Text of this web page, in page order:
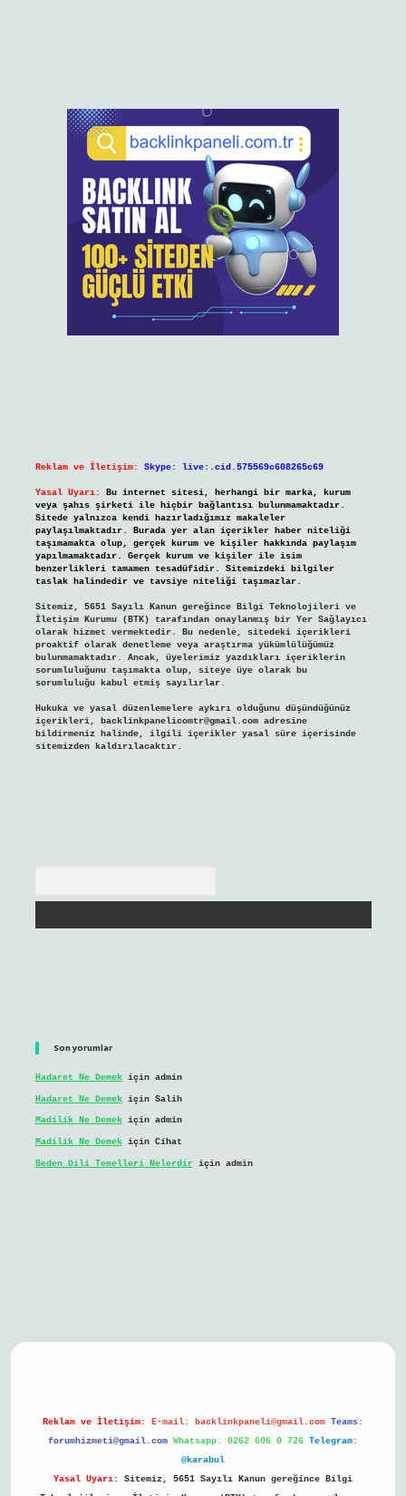
Reklam ve İletişim: Skype: live:.cid.575569c608265c69
Yasal Uyarı:
Bu internet sitesi, herhangi bir marka, kurum
veya şahıs şirketi ile hiçbir bağlantısı bulunmamaktadır.
Sitede yalnızca kendi hazırladığımız makaleler
paylaşılmaktadır. Burada yer alan içerikler haber niteliği
taşımamakta olup, gerçek kurum ve kişiler hakkında paylaşım
yapılmamaktadır. Gerçek kurum ve kişiler ile isim
benzerlikleri tamamen tesadüfidir. Sitemizdeki bilgiler
taslak halindedir ve tavsiye niteliği taşımazlar.
Sitemiz, 5651 Sayılı Kanun gereğince Bilgi Teknolojileri ve
İletişim Kurumu (BTK) tarafından onaylanmış bir Yer Sağlayıcı
olarak hizmet vermektedir. Bu nedenle, sitedeki içerikleri
proaktif olarak denetleme veya araştırma yükümlülüğümüz
bulunmamaktadır. Ancak, üyelerimiz yazdıkları içeriklerin
sorumluluğunu taşımakta olup, siteye üye olarak bu
sorumluluğu kabul etmiş sayılırlar.
Hukuka ve yasal düzenlemelere aykırı olduğunu düşündüğünüz
içerikleri, backlinkpanelicomtr@gmail.comadresine
bildirmeniz halinde, ilgili içerikler yasal süre içerisinde
sitemizden kaldırılacaktır.
Son yorumlar
Hadaret Ne Demekiçin admin
Hadaret Ne Demekiçin Salih
Madilik Ne Demekiçin admin
Madilik Ne Demekiçin Cihat
Beden Dili Temelleri Nelerdiriçin admin
Reklam ve İletişim: E-mail: backlinkpaneli@gmail.com Teams:
forumhizmeti@gmail.com Whatsapp: 0262 606 0 726 Telegram:
@karabul
Yasal Uyarı:
Sitemiz, 5651 Sayılı Kanun gereğince Bilgi